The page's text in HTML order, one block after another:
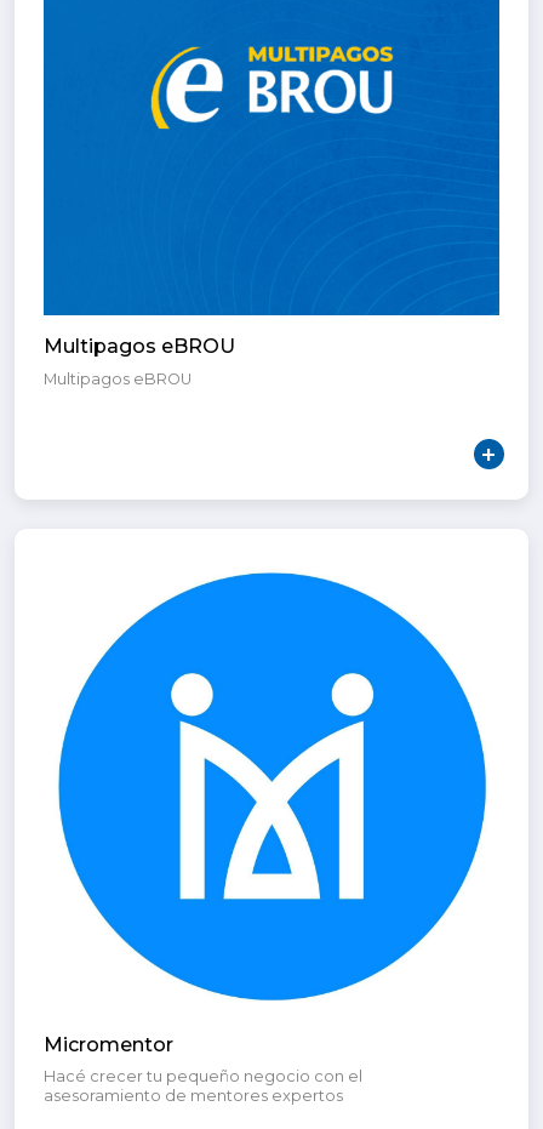
Multipagos eBROU
Multipagos eBROU
Micromentor
Hacé crecer tu pequeño negocio con el
asesoramiento de mentores expertos